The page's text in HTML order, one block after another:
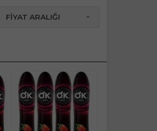
FİYAT ARALIĞI